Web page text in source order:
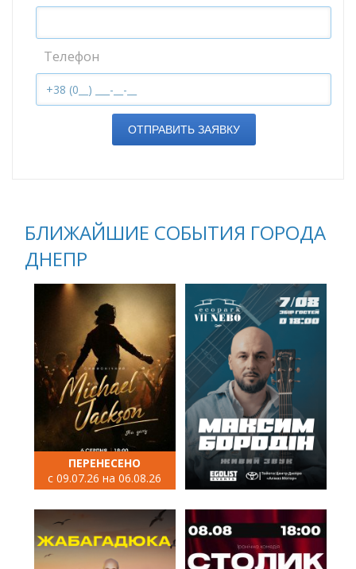
Телефон
ОТПРАВИТЬ ЗАЯВКУ
БЛИЖАЙШИЕ СОБЫТИЯ ГОРОДА
ДНЕПР
ПЕРЕНЕСЕНО
с 09.07.26 на 06.08.26